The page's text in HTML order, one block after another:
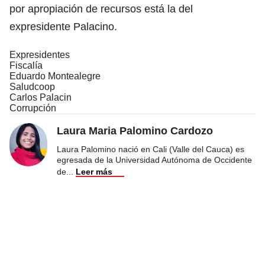
por apropiación de recursos está la del
expresidente Palacino.
Expresidentes
Fiscalía
Eduardo Montealegre
Saludcoop
Carlos Palacin
Corrupción
Laura Maria Palomino Cardozo
Laura Palomino nació en Cali (Valle del Cauca) es
egresada de la Universidad Autónoma de Occidente
de
Leer más